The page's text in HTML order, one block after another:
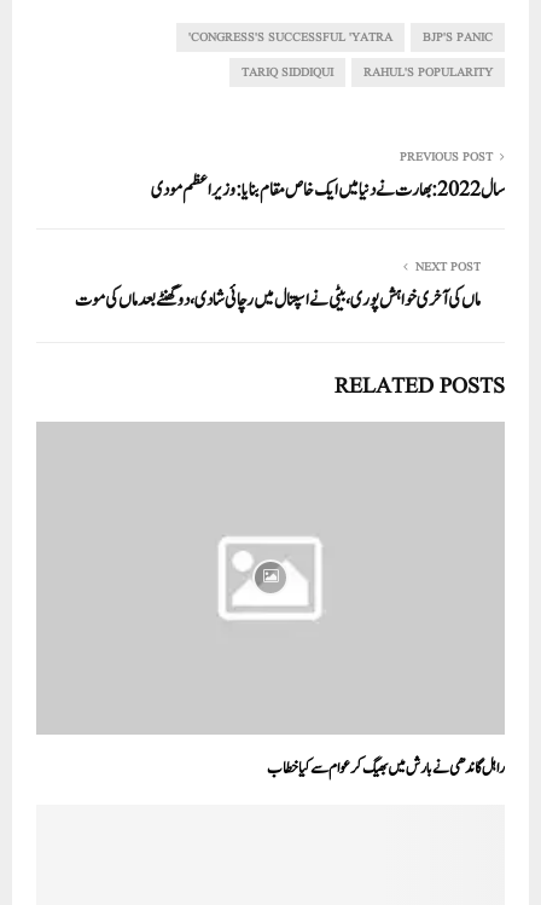
A
pp
ok
r
In BJP'S PANIC
CONGRESS'S SUCCESSFUL 'YATRA'
RAHUL'S POPULARITY
TARIQ SIDDIQUI
PREVIOUS POST
سال 2022:بھارت نے دنیا میں ایک خاص مقام بنایا: وزیر اعظم مودی
NEXT POST
ماں کی آخری خواہش پوری، بیٹی نے اسپتال میں رچائی شادی، دو گھنٹے بعد ماں کی موت
RELATED POSTS
راہل گاندھی نے بارش میں بھیگ کر عوام سے کیاخطاب